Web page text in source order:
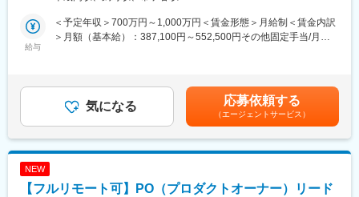
・チーム全体に知見を共有し、理解を深めコラボレーションを促
進するためのドキュメンテーション
・インフラ: Heroku, Google Cloud Platform, MongoDB Atlas
・開発支援: ESLint, Renovate
「何を、なぜやるのか」という本質的な問いから自分で定義し、
開発チームを巻き込んで形にできるポジションです。
意思決定の拠り所となる定量データの分析もご自身で行っていた
ートかつスピーディーに意思決定を下せる環境が整っています。
◆具体的には…
・データと定性を統合した意思決定・効果検証
給与
＜予定年収＞700万円～1,000万円＜賃金形態＞月給制＜賃金内訳
＞月額（基本給）：387,100円～552,500円その他固定手当/月：
支給(法定時間外手当21時間相当の額(80,900～115,500円)が基
本。超過分別途支給)※スキルや経験、前職待遇等を考慮し決定※そ
の他固定手当の内訳：生涯設計手当5.5万円、企業DC奨励金1千
円、職務手当 6～11万円賃金はあくまでも目安の金額であり、選
考を通じて上下する可能性があります。月給(月額)は固定手当を含
気になる 応募依頼する
（エージェントサービス）
NEW
【フルリモート可】PO（プロダクトオーナー）リード